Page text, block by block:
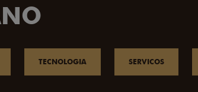
TECNOLOGIA SERVICOS